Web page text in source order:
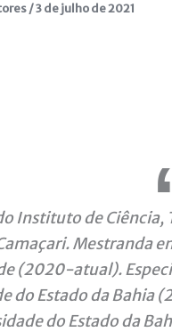
/3 de julho de 2021
Instituto de Ciência,
Mestranda
(2020-atual).
do Estado da Bahia
do Estado da